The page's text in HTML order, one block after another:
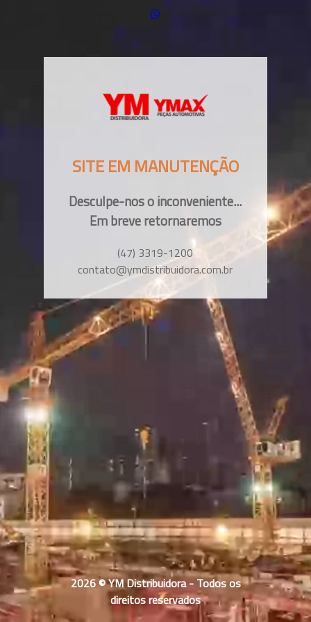
SITE EM MANUTENÇÃO
Desculpe-nos o inconveniente...
Em breve retornaremos
(47) 3319-1200
contato@ymdistribuidora.com.br
2026 © YM Distribuidora - Todos os
direitos reservados